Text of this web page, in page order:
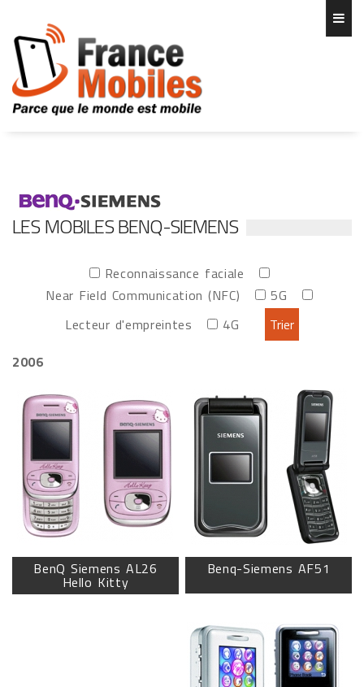
LES MOBILES BENQ-SIEMENS
Reconnaissance faciale
Near Field Communication (NFC)
5G
Lecteur d'empreintes
4G
2006
BenQ Siemens AL26
Hello Kitty
Benq-Siemens AF51